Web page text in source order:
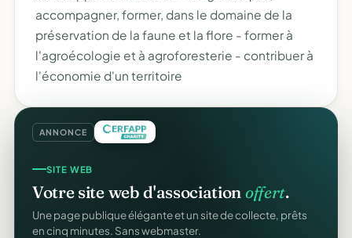
accompagner, former, dans le domaine de la
préservation de la faune et la flore - former à
l'agroécologie et à agroforesterie - contribuer à
l'économie d'un territoire
ANNONCE
SITE WEB
Votre site web d'association offert.
Une page publique élégante et un site de collecte, prêts
en cinq minutes. Sans webmaster.